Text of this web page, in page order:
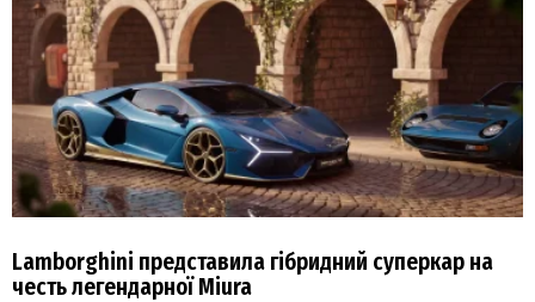
Lamborghini представила гібридний суперкар на
честь легендарної Miura